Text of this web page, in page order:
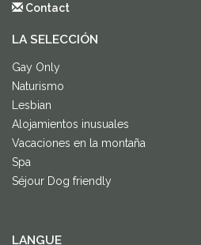
Contact
LA SELECCIÓN
Gay Only
Naturismo
Lesbian
Alojamientos inusuales
Vacaciones en la montaña
Spa
Séjour Dog friendly
LANGUE